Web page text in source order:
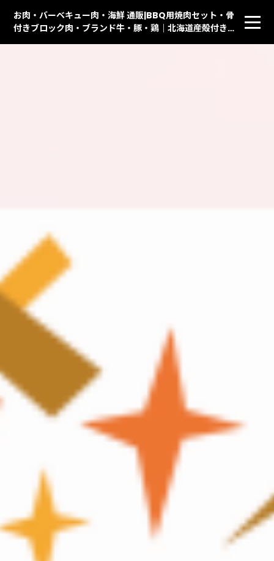
お肉・バーベキュー肉・海鮮 通販|BBQ用焼肉セット・骨
付きブロック肉・ブランド牛・豚・鶏｜北海道産殻付きホ
タテ貝・イカ・天然赤えび・ししゃも・ハラス